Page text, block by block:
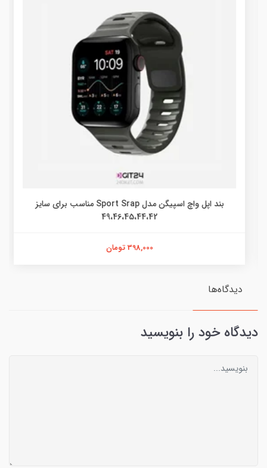
بند اپل واچ اسپیگن مدل Sport Srap مناسب برای سایز
49،46،45،44،42
398,000 تومان
دیدگاه‌ها
دیدگاه خود را بنویسید